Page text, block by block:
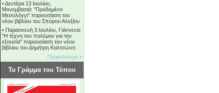
•Δευτέρα 13 Ιουλίου,
Μονεμβασιά: "Προδομένο
Μεσολόγγι" παρουσίαση του
νέου βιβλίου του Σπύρου Αλεξίου
• Παρασκευή 3 Ιουλίου, Γιάννενα:
"Η τέχνη του πολέμου για την
εξουσία" παρουσίαση του νέου
βιβλίου του Δημήτρη Καλτσώνη
Περισσότερα »
Το Γράμμα του Τόπου